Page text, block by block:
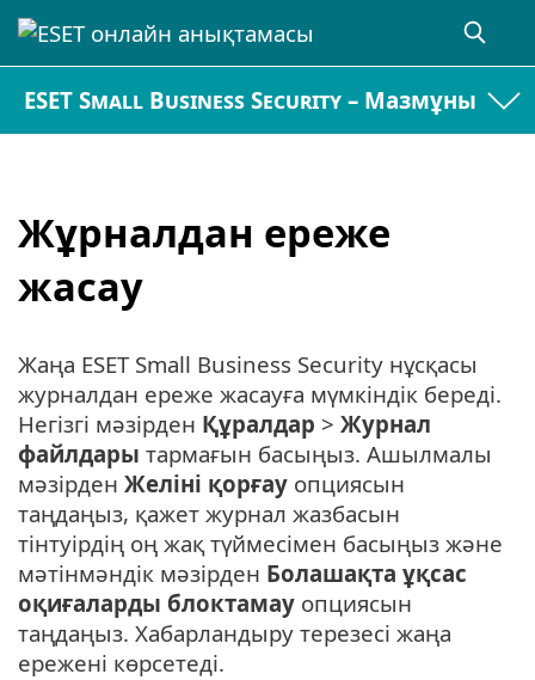
ESET Small Business Security – Мазмұны
Жұрналдан ереже
жасау
Жаңа ESET Small Business Security нұсқасы
журналдан ереже жасауға мүмкіндік береді.
Негізгі мәзірден Құралдар > Журнал
файлдары тармағын басыңыз. Ашылмалы
мәзірден Желіні қорғау опциясын
таңдаңыз, қажет журнал жазбасын
тінтуірдің оң жақ түймесімен басыңыз және
мәтінмәндік мәзірден Болашақта ұқсас
оқиғаларды блоктамау опциясын
таңдаңыз. Хабарландыру терезесі жаңа
ережені көрсетеді.